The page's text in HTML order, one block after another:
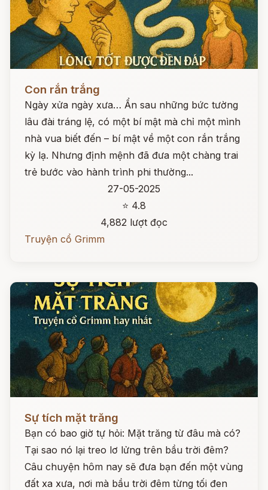
Con rắn trắng
Ngày xửa ngày xưa… Ẩn sau những bức tường
lâu đài tráng lệ, có một bí mật mà chỉ một mình
nhà vua biết đến – bí mật về một con rắn trắng
kỳ lạ. Nhưng định mệnh đã đưa một chàng trai
trẻ bước vào hành trình phi thường...
27-05-2025
⭐ 4.8
4,882 lượt đọc
Truyện cổ Grimm
Sự tích mặt trăng
Bạn có bao giờ tự hỏi: Mặt trăng từ đâu mà có?
Tại sao nó lại treo lơ lửng trên bầu trời đêm?
Câu chuyện hôm nay sẽ đưa bạn đến một vùng
đất xa xưa, nơi mà bầu trời đêm từng tối đen